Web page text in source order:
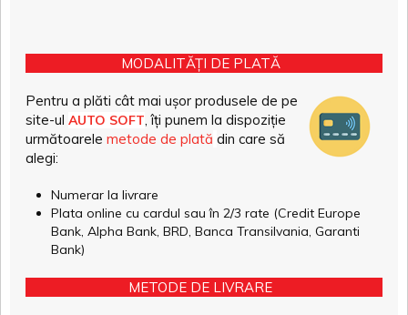
MODALITĂȚI DE PLATĂ
Pentru a plăti cât mai ușor produsele de pe
site-ul AUTO SOFT, îți punem la dispoziție
următoarele metode de plată din care să
alegi:
Numerar la livrare
Plata online cu cardul sau în 2/3 rate (Credit Europe
Bank, Alpha Bank, BRD, Banca Transilvania, Garanti
Bank)
METODE DE LIVRARE